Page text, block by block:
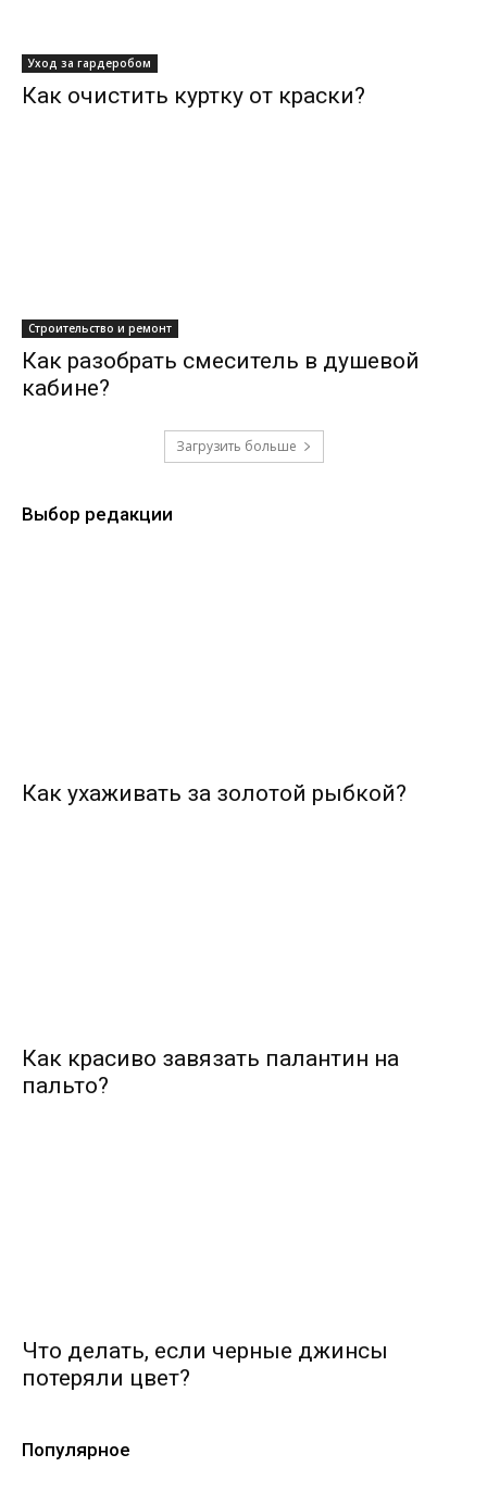
Уход за гардеробом
Как очистить куртку от краски?
Строительство и ремонт
Как разобрать смеситель в душевой
кабине?
Загрузить больше
Выбор редакции
Как ухаживать за золотой рыбкой?
Как красиво завязать палантин на
пальто?
Что делать, если черные джинсы
потеряли цвет?
Популярное